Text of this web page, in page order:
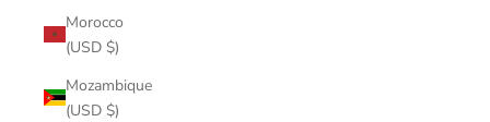
Morocco
(USD $)
Mozambique
(USD $)